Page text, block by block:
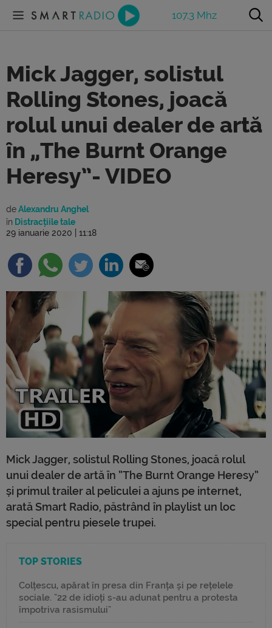
107.3 Mhz
Mick Jagger, solistul
Rolling Stones, joacă
rolul unui dealer de artă
în „The Burnt Orange
Heresy”- VIDEO
deAlexandru Anghel
în Distracțiile tale
29 ianuarie 2020 | 11:18
Mick Jagger, solistul Rolling Stones, joacă rolul
unui dealer de artă în ”The Burnt Orange Heresy”
și primul trailer al peliculei a ajuns pe internet,
arată Smart Radio, păstrând în playlist un loc
special pentru piesele trupei.
TOP STORIES
Colțescu, apărat în presa din Franța și pe rețelele
sociale. "22 de idioți s-au adunat pentru a protesta
împotriva rasismului"